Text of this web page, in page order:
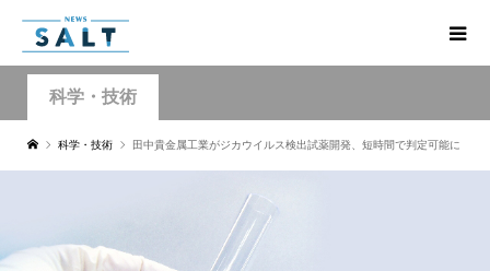
科学・技術
科学・技術 田中貴金属工業がジカウイルス検出試薬開発、短時間で判定可能に